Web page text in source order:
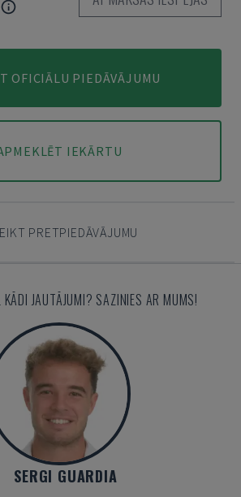
OFICIĀLU PIEDĀVĀJUMU
IEKĀRTU
PRETPIEDĀVĀJUMU
KĀDI JAUTĀJUMI? SAZINIES AR MUMS!
SERGI GUARDIA